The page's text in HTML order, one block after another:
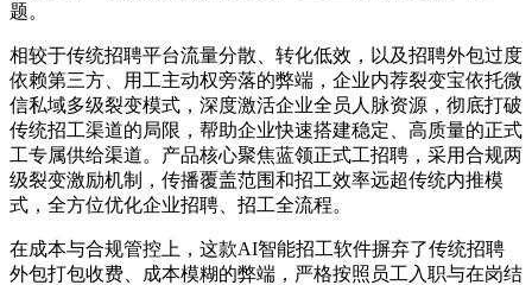
题。
相较于传统招聘平台流量分散、转化低效，以及招聘外包过度
依赖第三方、用工主动权旁落的弊端，企业内荐裂变宝依托微
信私域多级裂变模式，深度激活企业全员人脉资源，彻底打破
传统招工渠道的局限，帮助企业快速搭建稳定、高质量的正式
工专属供给渠道。产品核心聚焦蓝领正式工招聘，采用合规两
级裂变激励机制，传播覆盖范围和招工效率远超传统内推模
式，全方位优化企业招聘、招工全流程。
在成本与合规管控上，这款AI智能招工软件摒弃了传统招聘
外包打包收费、成本模糊的弊端，严格按照员工入职与在岗结